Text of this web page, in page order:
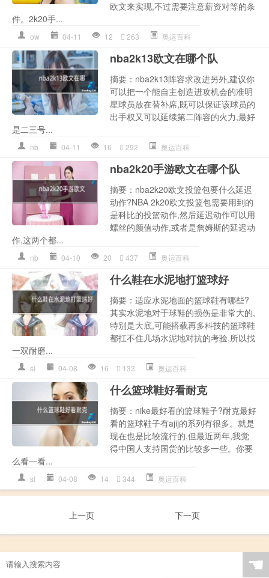
欧文来实现,不过需要注意薪资对等的条
件。2k20手...
ow 04-11 12 263 奥运百科
nba2k13欧文在哪个队
摘要：nba2k13阵容求改进另外,建议你
可以把一个能自主创造进攻机会的准明
星球员放在替补席,既可以保证该球员的
出手权又可以延续第二阵容的火力,最好
是二三号...
nb 04-11 16 292 奥运百科
nba2k20手游欧文在哪个队
摘要：nba2k20欧文投篮包要什么延迟
动作?NBA 2k20欧文投篮包需要用到的
是科比的投篮动作,然后延迟动作可以用
螺丝的颜值动作,或者是詹姆斯的延迟动
作,这两个都...
nb 04-10 20 437 奥运百科
什么鞋在水泥地打篮球好
摘要：适应水泥地面的篮球鞋有哪些?
其实水泥地对于球鞋的损伤是非常大的,
特别是大底,可能搭载再多科技的篮球鞋
都扛不住几场水泥地对抗的考验,所以找
一双耐磨...
sl 04-08 16 133 奥运百科
什么篮球鞋好看耐克
摘要：nike最好看的篮球鞋子?耐克最好
看的篮球鞋子有ajij的系列有很多。就是
现在也是比较流行的,但最近两年,我觉
得中国人支持国货的比较多一些。你要
么看一看...
sl 04-08 14 344 奥运百科
上一页 下一页
☚